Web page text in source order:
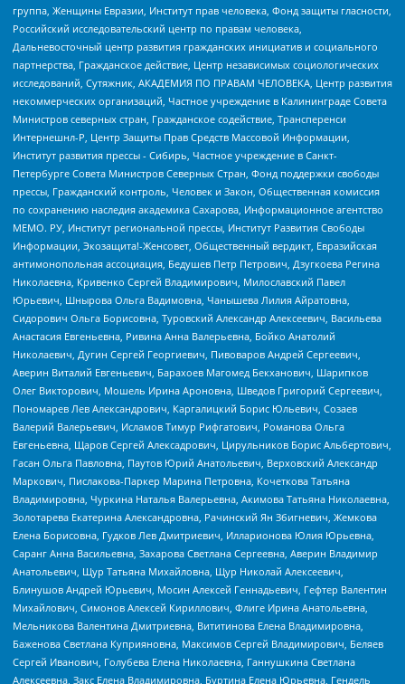
группа, Женщины Евразии, Институт прав человека, Фонд защиты гласности,
Российский исследовательский центр по правам человека,
Дальневосточный центр развития гражданских инициатив и социального
партнерства, Гражданское действие, Центр независимых социологических
исследований, Сутяжник, АКАДЕМИЯ ПО ПРАВАМ ЧЕЛОВЕКА, Центр развития
некоммерческих организаций, Частное учреждение в Калининграде Совета
Министров северных стран, Гражданское содействие, Трансперенси
Интернешнл-Р, Центр Защиты Прав Средств Массовой Информации,
Институт развития прессы - Сибирь, Частное учреждение в Санкт-
Петербурге Совета Министров Северных Стран, Фонд поддержки свободы
прессы, Гражданский контроль, Человек и Закон, Общественная комиссия
по сохранению наследия академика Сахарова, Информационное агентство
МЕМО. РУ, Институт региональной прессы, Институт Развития Свободы
Информации, Экозащита!-Женсовет, Общественный вердикт, Евразийская
антимонопольная ассоциация, Бедушев Петр Петрович, Дзугкоева Регина
Николаевна, Кривенко Сергей Владимирович, Милославский Павел
Юрьевич, Шнырова Ольга Вадимовна, Чанышева Лилия Айратовна,
Сидорович Ольга Борисовна, Туровский Александр Алексеевич, Васильева
Анастасия Евгеньевна, Ривина Анна Валерьевна, Бойко Анатолий
Николаевич, Дугин Сергей Георгиевич, Пивоваров Андрей Сергеевич,
Аверин Виталий Евгеньевич, Барахоев Магомед Бекханович, Шарипков
Олег Викторович, Мошель Ирина Ароновна, Шведов Григорий Сергеевич,
Пономарев Лев Александрович, Каргалицкий Борис Юльевич, Созаев
Валерий Валерьевич, Исламов Тимур Рифгатович, Романова Ольга
Евгеньевна, Щаров Сергей Алексадрович, Цирульников Борис Альбертович,
Гасан Ольга Павловна, Паутов Юрий Анатольевич, Верховский Александр
Маркович, Пислакова-Паркер Марина Петровна, Кочеткова Татьяна
Владимировна, Чуркина Наталья Валерьевна, Акимова Татьяна Николаевна,
Золотарева Екатерина Александровна, Рачинский Ян Збигневич, Жемкова
Елена Борисовна, Гудков Лев Дмитриевич, Илларионова Юлия Юрьевна,
Саранг Анна Васильевна, Захарова Светлана Сергеевна, Аверин Владимир
Анатольевич, Щур Татьяна Михайловна, Щур Николай Алексеевич,
Блинушов Андрей Юрьевич, Мосин Алексей Геннадьевич, Гефтер Валентин
Михайлович, Симонов Алексей Кириллович, Флиге Ирина Анатольевна,
Мельникова Валентина Дмитриевна, Вититинова Елена Владимировна,
Баженова Светлана Куприяновна, Максимов Сергей Владимирович, Беляев
Сергей Иванович, Голубева Елена Николаевна, Ганнушкина Светлана
Алексеевна, Закс Елена Владимировна, Буртина Елена Юрьевна, Гендель